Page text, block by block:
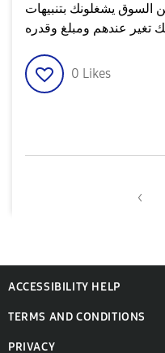
يشغلونك بتنبيهات
تغير عندهم ومبلغ وقدره
0 Likes
ACCESSIBILITY HELP
TERMS AND CONDITIONS
PRIVACY